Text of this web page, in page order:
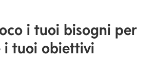
i tuoi bisogni per
i tuoi obiettivi